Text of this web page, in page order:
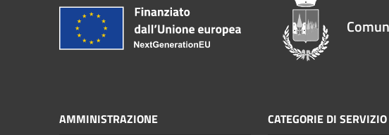
AMMINISTRAZIONE CATEGORIE DI SERVIZIO